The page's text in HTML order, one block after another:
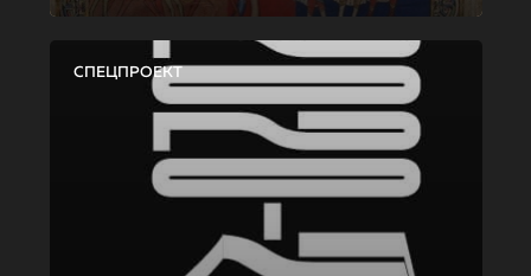
СПЕЦПРОЕКТ